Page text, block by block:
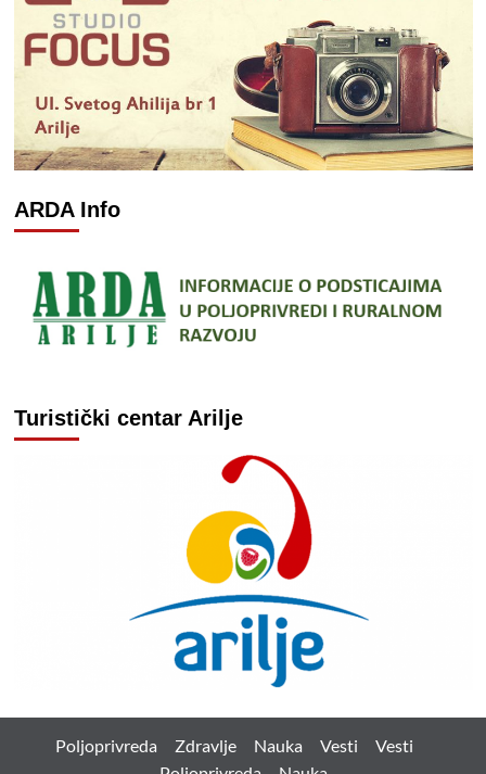
ARDA Info
Turistički centar Arilje
Poljoprivreda Zdravlje Nauka Vesti
Vesti